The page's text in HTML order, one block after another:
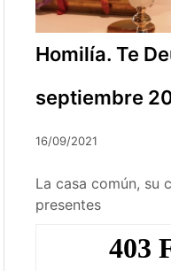
Homilía. Te
septiembre
16/09/2021
La casa común, su
presentes